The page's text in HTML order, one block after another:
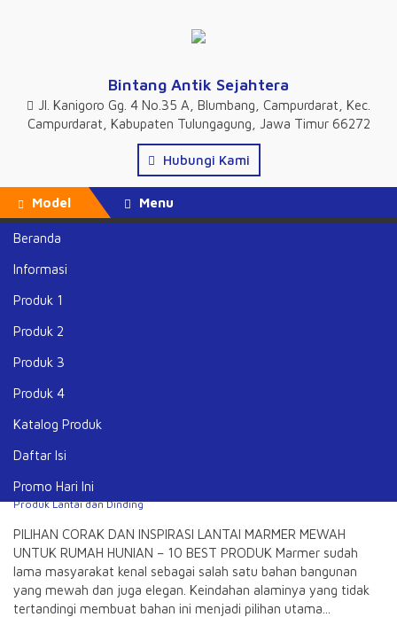
Bintang Antik Sejahtera
Jl. Kanigoro Gg. 4 No.35 A, Blumbang, Campurdarat, Kec.
Campurdarat, Kabupaten Tulungagung, Jawa Timur 66272
Hubungi Kami
Model Menu
Beranda
Informasi
Produk 1
Produk 2
Produk 3
Produk 4
Katalog Produk
Daftar Isi
Promo Hari Ini
Beranda
PRODUK
Dipublish pada 5 Agustus 2024 | Dilihat sebanyak 1.169 kali | Kategori:
Produk Lantai dan Dinding
PILIHAN CORAK DAN INSPIRASI LANTAI MARMER MEWAH
UNTUK RUMAH HUNIAN – 10 BEST PRODUK Marmer sudah
lama masyarakat kenal sebagai salah satu bahan bangunan
yang mewah dan juga elegan. Keindahan alaminya yang tidak
tertandingi membuat bahan ini menjadi pilihan utama...